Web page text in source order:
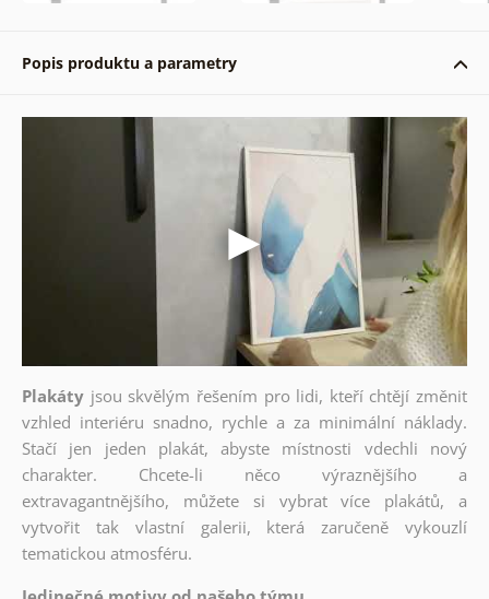
Popis produktu a parametry
Plakáty jsou skvělým řešením pro lidi, kteří chtějí změnit
vzhled interiéru snadno, rychle a za minimální náklady.
Stačí jen jeden plakát, abyste místnosti vdechli nový
charakter. Chcete-li něco výraznějšího a
extravagantnějšího, můžete si vybrat více plakátů, a
vytvořit tak vlastní galerii, která zaručeně vykouzlí
tematickou atmosféru.